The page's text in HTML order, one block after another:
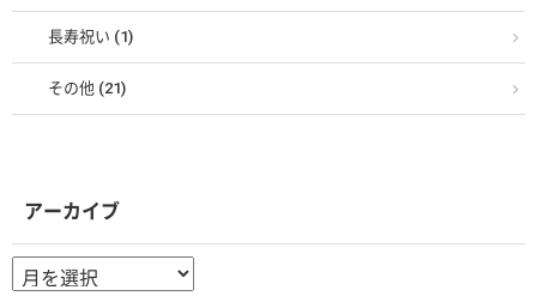
長寿祝い (1)
その他 (21)
アーカイブ
ー